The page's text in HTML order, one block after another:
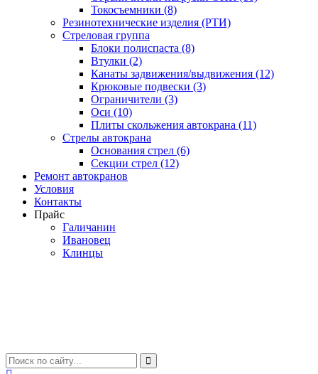
Токосъемники (8)
Резинотехнические изделия (РТИ)
Стреловая группа
Блоки полиспаста (8)
Втулки (2)
Канаты задвижения/выдвижения (12)
Крюковые подвески (3)
Ограничители (3)
Оси (10)
Плиты скольжения автокрана (11)
Стрелы автокрана
Основания стрел (6)
Секции стрел (12)
Ремонт автокранов
Условия
Контакты
Прайс
Галичанин
Ивановец
Клинцы